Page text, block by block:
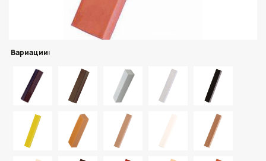
Вариации: